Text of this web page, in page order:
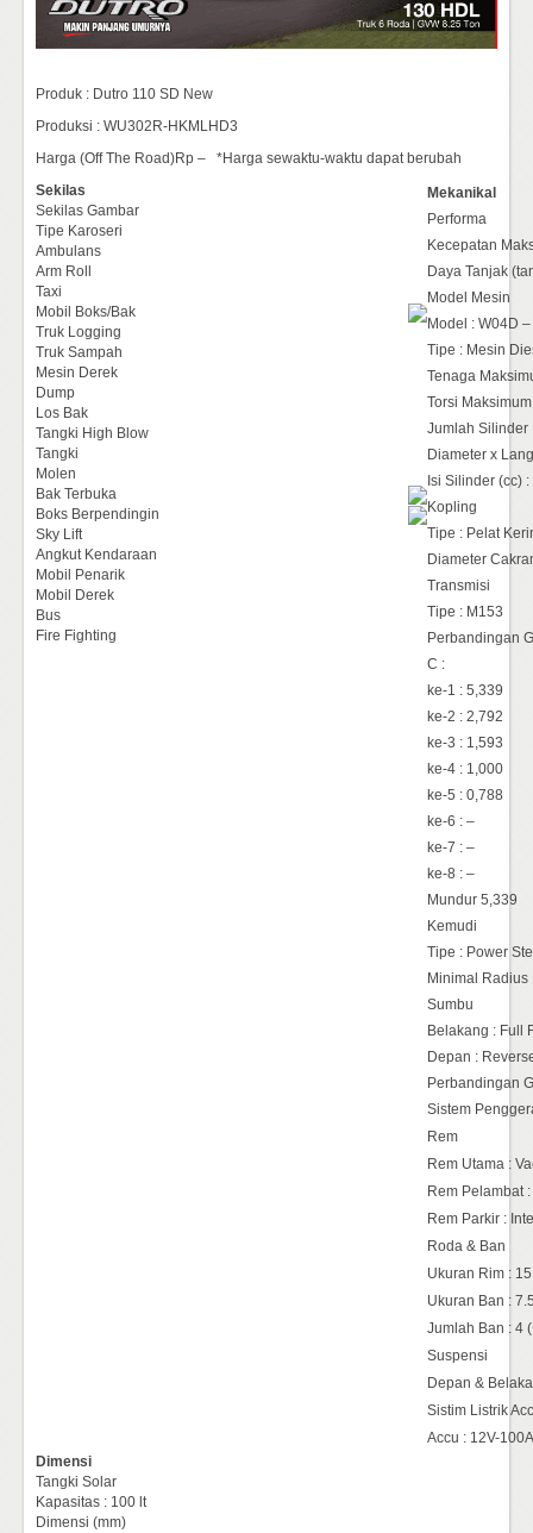
Produk : Dutro 110 SD New
Produksi : WU302R-HKMLHD3
Harga (Off The Road)Rp – *Harga sewaktu-waktu dapat berubah
Sekilas
Sekilas Gambar
Tipe Karoseri
Ambulans
Arm Roll
Taxi
Mobil Boks/Bak
Truk Logging
Truk Sampah
Mesin Derek
Dump
Los Bak
Tangki High Blow
Tangki
Molen
Bak Terbuka
Boks Berpendingin
Sky Lift
Angkut Kendaraan
Mobil Penarik
Mobil Derek
Bus
Fire Fighting
Mekanikal
Performa
Kecepatan
Daya Tanjak
Model Mesin
Model : W04D –
Tipe : Mesin
Tenaga
Torsi
Jumlah Silinder
Diameter x
Isi Silinder (cc)
Kopling
Tipe : Pelat
Diameter
Transmisi
Tipe : M153
Perbandingan
C :
ke-1 : 5,339
ke-2 : 2,792
ke-3 : 1,593
ke-4 : 1,000
ke-5 : 0,788
ke-6 : –
ke-7 : –
ke-8 : –
Mundur 5,339
Kemudi
Tipe : Power
Minimal Radius
Sumbu
Belakang : Full
Depan :
Perbandingan
Sistem
Rem
Rem Utama :
Rem Pelambat
Rem Parkir :
Roda & Ban
Ukuran Rim :
Ukuran Ban :
Jumlah Ban : 4
Suspensi
Depan &
Sistim Listrik
Accu : 12V-
Dimensi
Tangki Solar
Kapasitas : 100 lt
Dimensi (mm)